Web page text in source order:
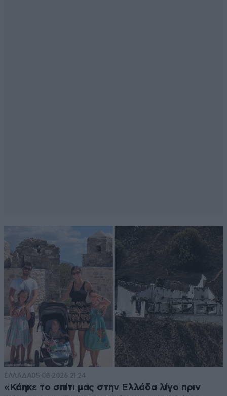
ΕΛΛΑΔΑ05·08·2026 21:24
«Κάηκε το σπίτι μας στην Ελλάδα λίγο πριν